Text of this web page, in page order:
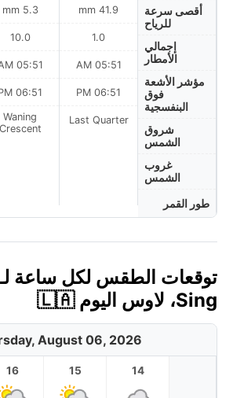
أقصى سرعة
للرياح
إجمالي
الأمطار
مؤشر الأشعة
فوق
البنفسجية
شروق
الشمس
غروب
الشمس
طور القمر
41.9 mm
1.0
05:51 AM
06:51 PM
Last Quarter
5.3 mm
10.0
05:51 AM
06:51 PM
Waning
Crescent
Sing، لاوس اليوم 🇱🇦
August 06, 2026
14
15
16